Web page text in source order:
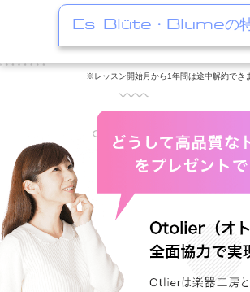
Es Blüte・Blumeの
※レッスン開始月から1年間は途中解約でき